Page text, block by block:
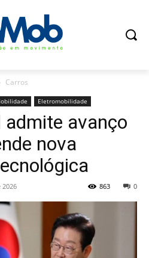
Carros
Eletromobilidade
admite avanço
nova
0
863